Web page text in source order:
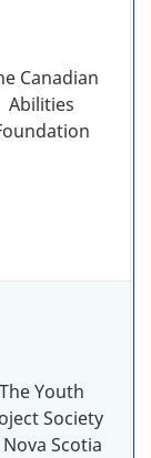
Canadian
Abilities
The Youth
Society
Scotia